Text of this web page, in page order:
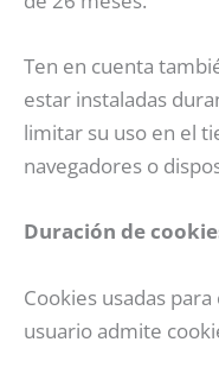
Ten en cuenta
estar instaladas
limitar su uso en el
navegadores o
Duración de
Cookies usadas
usuario admite